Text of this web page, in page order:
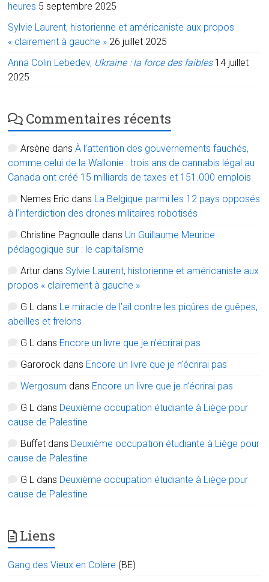
heures 5 septembre 2025
Sylvie Laurent, historienne et américaniste aux propos
« clairement à gauche » 26 juillet 2025
Anna Colin Lebedev, Ukraine : la force des faibles 14 juillet
2025
Commentaires récents
Arsène dansÀ l’attention des gouvernements fauchés,
comme celui de la Wallonie : trois ans de cannabis légal au
Canada ont créé 15 milliards de taxes et 151.000 emplois
Nemes Eric dans La Belgique parmi les 12 pays opposés
à l’interdiction des drones militaires robotisés
Christine Pagnoulle dans Un Guillaume Meurice
pédagogique sur : le capitalisme
Artur dans Sylvie Laurent, historienne et américaniste aux
propos « clairement à gauche »
G L dans Le miracle de l’ail contre les piqûres de guêpes,
abeilles et frelons
G L dans Encore un livre que je n’écrirai pas
Garorock dans Encore un livre que je n’écrirai pas
Wergosum dans Encore un livre que je n’écrirai pas
G L dans Deuxième occupation étudiante à Liège pour
cause de Palestine
Buffet dans Deuxième occupation étudiante à Liège pour
cause de Palestine
G L dans Deuxième occupation étudiante à Liège pour
cause de Palestine
Liens
Gang des Vieux en Colère (BE)